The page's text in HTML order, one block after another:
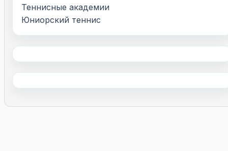
Теннисные академии
Юниорский теннис